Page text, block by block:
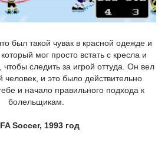
был такой чувак в красной одежде и
мог просто встать с кресла и
чтобы следить за игрой оттуда. Он вел
человек, и это было действительно
и начало правильного подхода к
болельщикам.
Soccer, 1993 год